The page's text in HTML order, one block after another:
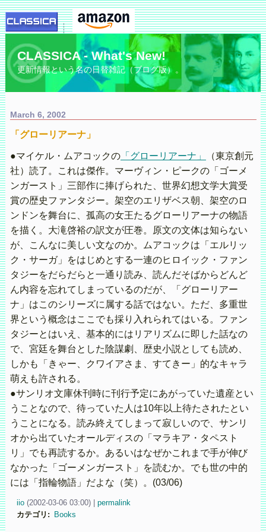
CLASSICA - What's New!
更新情報という名の日替雑記（ブログ版）。
March 6, 2002
「グローリアーナ」
●マイケル・ムアコックの「グローリアーナ」
（東京創元
社）読了。これは傑作。マーヴィン・ピークの「ゴーメ
ンガースト」三部作に捧げられた、世界幻想文学大賞受
賞の歴史ファンタジー。架空のエリザベス朝、架空のロ
ンドンを舞台に、孤高の女王たるグローリアーナの物語
を描く。大滝啓裕の訳文が圧巻。原文の文体は知らない
が、こんなに美しい文なのか。ムアコックは「エルリッ
ク・サーガ」をはじめとする一連のヒロイック・ファン
タジーをだらだらと一通り読み、読んだそばからどんど
ん内容を忘れてしまっているのだが、「グローリアー
ナ」はこのシリーズに属する話ではない。ただ、多重世
界という概念はここでも採り入れられてはいる。ファン
タジーとはいえ、基本的にはリアリズムに即した話なの
で、宮廷を舞台とした陰謀劇、歴史小説としても読め、
しかも「きゃー、クワイアさま、すてきー」的なキャラ
萌えも許される。
●サンリオ文庫休刊時に刊行予定にあがっていた遺産とい
うことなので、待っていた人は10年以上待たされたとい
うことになる。読み終えてしまって寂しいので、サンリ
オから出ていたオールディスの「マラキア・タペスト
リ」でも再読するか。あるいはなぜかこれまで手が伸び
なかった「ゴーメンガースト」を読むか。でも世の中的
には「指輪物語」だよな（笑）。(03/06)
iio (2002-03-06 03:00)
permalink
カテゴリ : Books